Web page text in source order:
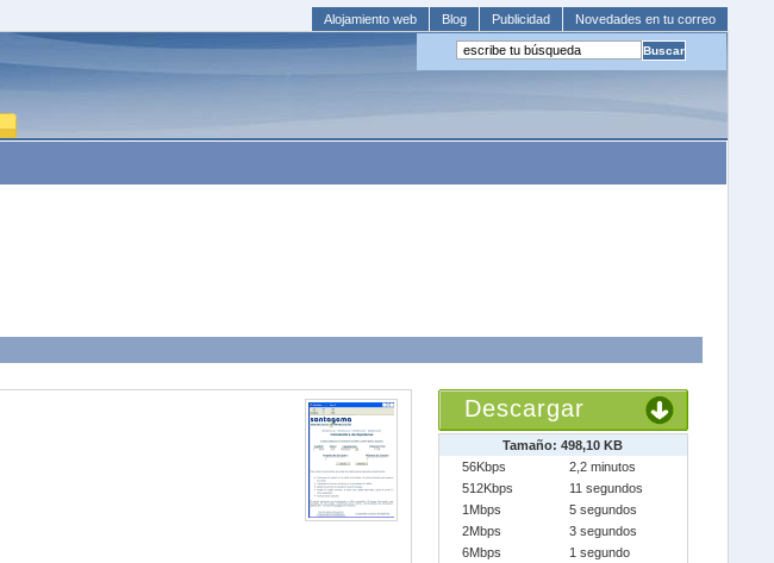
Alojamiento web Blog Publicidad Novedades en tu correo
Descargar
Tamaño: 498,10 KB
56Kbps
2,2 minutos
512Kbps
11 segundos
1Mbps
5 segundos
2Mbps
3 segundos
6Mbps
1 segundo